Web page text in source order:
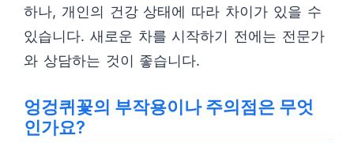
하나, 개인의 건강 상태에 따라 차이가 있을 수
있습니다. 새로운 차를 시작하기 전에는 전문가
와 상담하는 것이 좋습니다.
엉겅퀴꽃의 부작용이나 주의점은 무엇
인가요?